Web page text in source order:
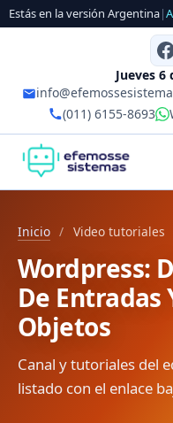
Estás en la versión Argentina|
Jueves 6
(011) 6155-8693
Inicio / Video tutoriales
Wordpress:
De Entradas
Objetos
Canal y tutoriales del
listado con el enlace